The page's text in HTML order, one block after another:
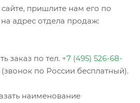
пришлите нам его по
адрес отдела продаж:
заказ по тел. +7 (495) 526-68-
(звонок по России бесплатный).
наименование